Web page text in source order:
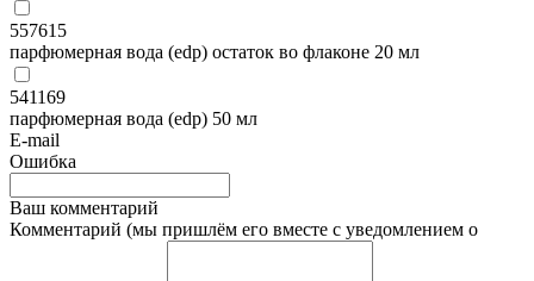
557615
парфюмерная вода (edp) остаток во флаконе 20 мл
541169
парфюмерная вода (edp) 50 мл
E-mail
Ошибка
Ваш комментарий
Комментарий (мы пришлём его вместе с уведомлением о